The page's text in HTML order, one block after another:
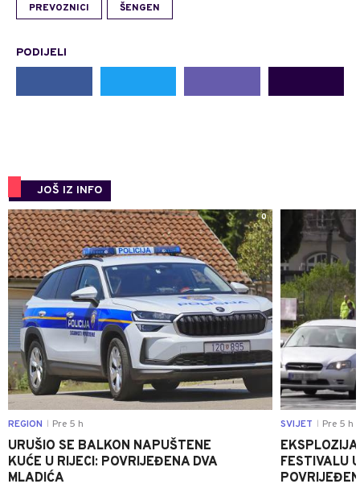
PREVOZNICI ŠENGEN
PODIJELI
JOŠ IZ INFO
0
REGION Pre 5 h
URUŠIO SE BALKON NAPUŠTENE
KUĆE U RIJECI: POVRIJEĐENA DVA
MLADIĆA
SVIJET Pre 5 h
FESTIVALU